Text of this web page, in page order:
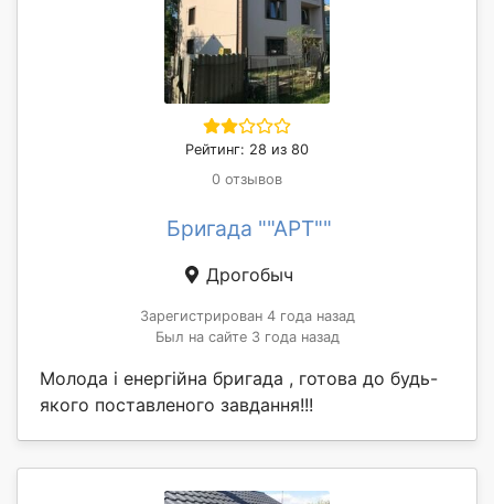
Рейтинг: 28 из 80
0 отзывов
Бригада ""АРТ""
Дрогобыч
Зарегистрирован 4 года назад
Был на сайте 3 года назад
Молода і енергійна бригада , готова до будь-
якого поставленого завдання!!!